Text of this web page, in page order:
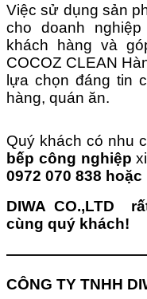
Việc sử dụng sản
cho doanh
khách hàng và
COCOZ CLEAN
lựa chọn đáng tin
hàng, quán ăn.
Quý khách có nhu
bếp công nghiệp
0972 070 838
DIWA CO.,LTD
cùng quý khách!
CÔNG TY TNHH